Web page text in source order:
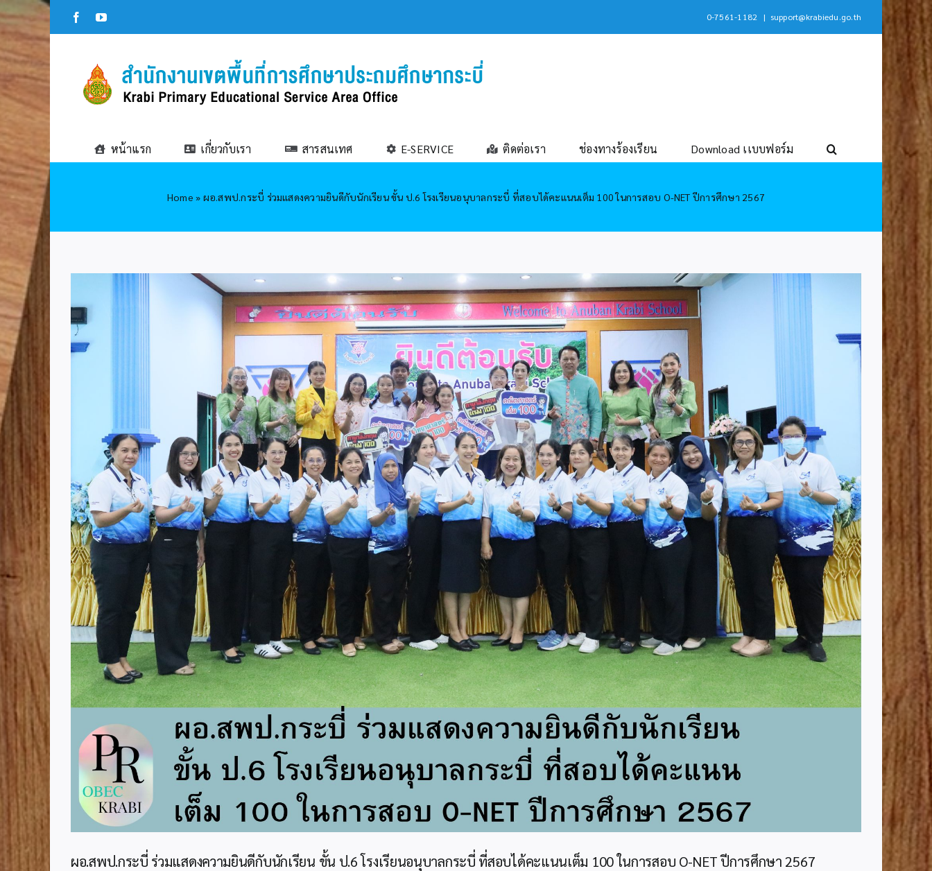
to
FacebookYouTube 0-7561-1182 | support@krabiedu.go.th
หน้าแรก เกี่ยวกับเรา สารสนเทศ E-SERVICE ติดต่อเรา ช่องทางร้องเรียน Download เเบบฟอร์ม
Home » ผอ.สพป.กระบี่ ร่วมแสดงความยินดีกับนักเรียน ขั้น ป.6 โรงเรียนอนุบาลกระบี่ ที่สอบได้คะแนนเต็ม 100 ในการสอบ O-NET ปีการศึกษา 2567
Image
ผอ.สพป.กระบี่ ร่วมแสดงความยินดีกับนักเรียน ขั้น ป.6 โรงเรียนอนุบาลกระบี่ ที่สอบได้คะแนนเต็ม 100 ในการสอบ O-NET ปีการศึกษา 2567